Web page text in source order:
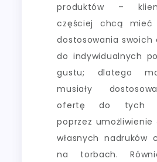
produktów –
częściej chcą mieć
dostosowania swoich
do indywidualnych
gustu; dlatego
musiały
ofertę do tych
poprzez umożliwienie
własnych nadruków
na torbach.